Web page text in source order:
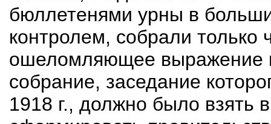
бюллетенями урны в
контролем, собрали только
ошеломляющее выражение
собрание, заседание
1918 г., должно было взять